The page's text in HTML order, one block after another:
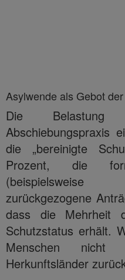
Asylwende als Gebot
Die
Abschiebungspraxis
die „bereinigte
Prozent, die
zurückgezogene
dass die Mehrheit
Schutzstatus erhält.
Menschen
Herkunftsländer